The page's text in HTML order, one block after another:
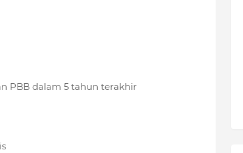
PBB dalam 5 tahun terakhir